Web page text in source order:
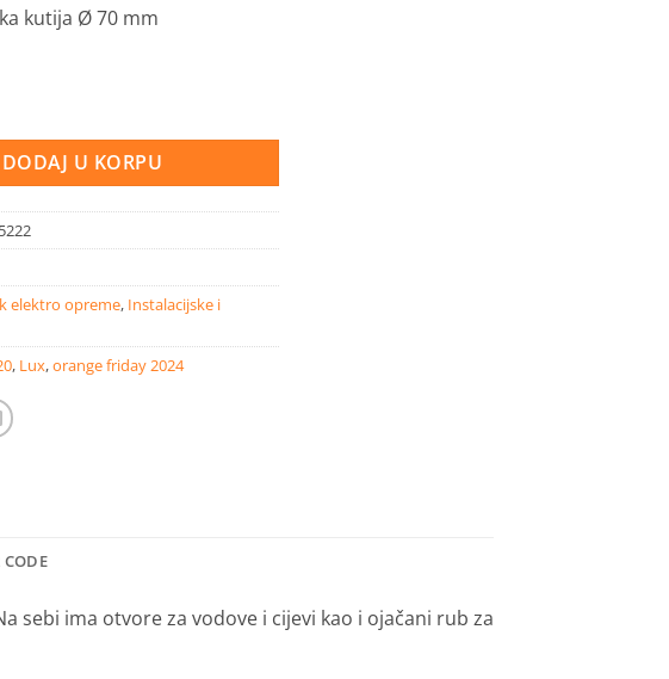
kutija Ø 70 mm
kutija Ø 70 mm crna količina
DODAJ U KORPU
elektro opreme, Instalacijske i
, Lux,orange friday 2024
CODE
sebi ima otvore za vodove i cijevi kao i ojačani rub za